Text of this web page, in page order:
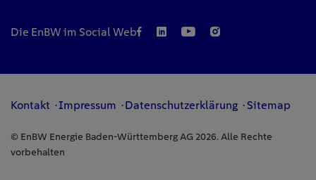
Die EnBW im Social Web
Kontakt Impressum Datenschutzerklärung Sitemap
© EnBW Energie Baden-Württemberg AG 2026. Alle Rechte
vorbehalten